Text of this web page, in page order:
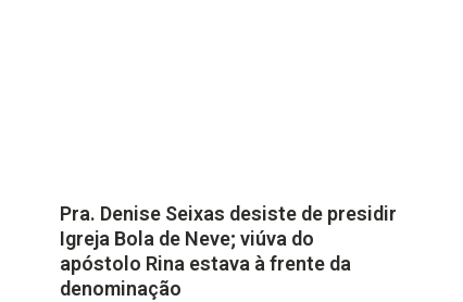
Pra. Denise Seixas desiste de presidir
Igreja Bola de Neve; viúva do
apóstolo Rina estava à frente da
denominação